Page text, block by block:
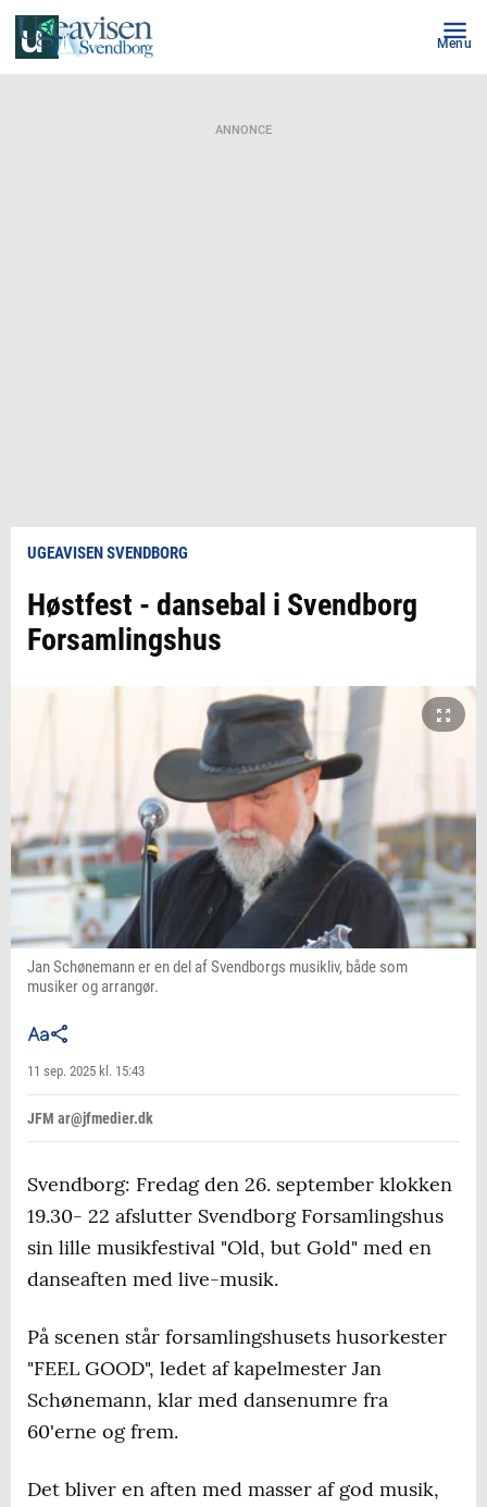
Menu
ANNONCE
UGEAVISEN SVENDBORG
Høstfest - dansebal i Svendborg
Forsamlingshus
Jan Schønemann er en del af Svendborgs musikliv, både som
musiker og arrangør.
11 sep. 2025 kl. 15:43
JFM ar@jfmedier.dk
Svendborg: Fredag den 26. september klokken
19.30- 22 afslutter Svendborg Forsamlingshus
sin lille musikfestival "Old, but Gold" med en
danseaften med live-musik.
På scenen står forsamlingshusets husorkester
"FEEL GOOD", ledet af kapelmester Jan
Schønemann, klar med dansenumre fra
60'erne og frem.
Det bliver en aften med masser af god musik,